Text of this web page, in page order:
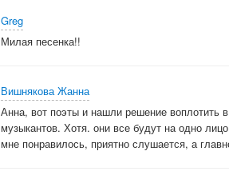
Greg
Милая песенка!!
Вишнякова Жанна
Анна, вот поэты и нашли решение воплотить
музыкантов. Хотя. они все будут на одно
мне понравилось, приятно слушается, а